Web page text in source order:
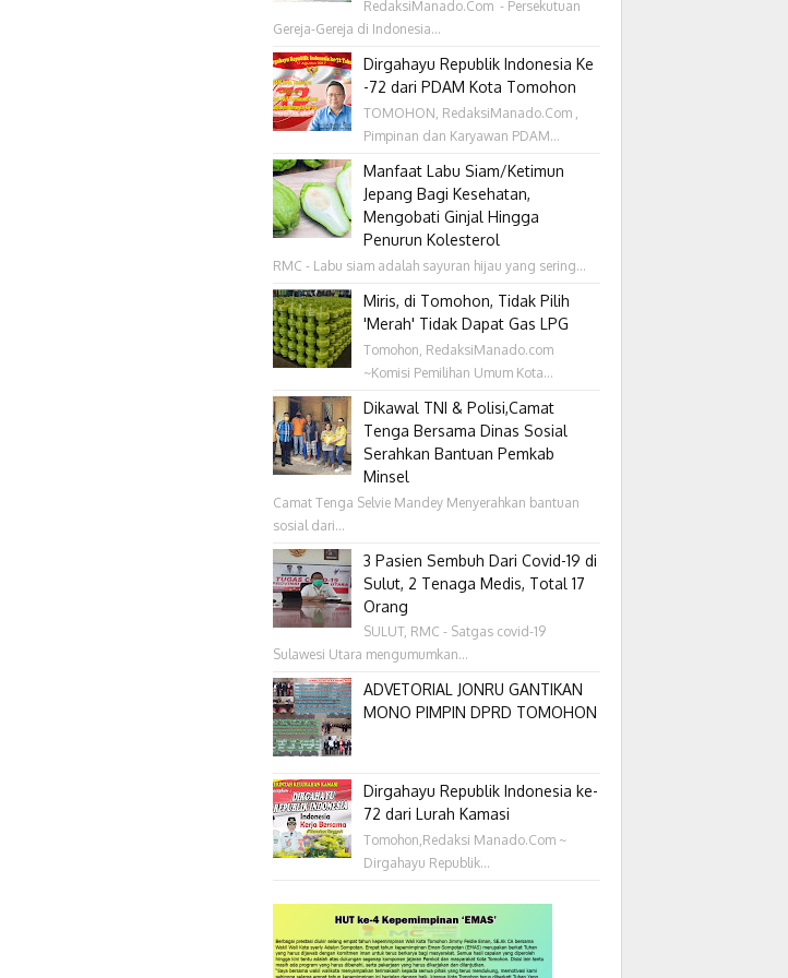
RedaksiManado.Com - Persekutuan
Gereja-Gereja di Indonesia...
Dirgahayu Republik Indonesia Ke
-72 dari PDAM Kota Tomohon
TOMOHON, RedaksiManado.Com ,
Pimpinan dan Karyawan PDAM...
Manfaat Labu Siam/Ketimun
Jepang Bagi Kesehatan,
Mengobati Ginjal Hingga
Penurun Kolesterol
RMC - Labu siam adalah sayuran hijau yang sering...
Miris, di Tomohon, Tidak Pilih
'Merah' Tidak Dapat Gas LPG
Tomohon, RedaksiManado.com
~Komisi Pemilihan Umum Kota...
Dikawal TNI & Polisi,Camat
Tenga Bersama Dinas Sosial
Serahkan Bantuan Pemkab
Minsel
Camat Tenga Selvie Mandey Menyerahkan bantuan
sosial dari...
3 Pasien Sembuh Dari Covid-19 di
Sulut, 2 Tenaga Medis, Total 17
Orang
SULUT, RMC - Satgas covid-19
Sulawesi Utara mengumumkan...
ADVETORIAL JONRU GANTIKAN
MONO PIMPIN DPRD TOMOHON
Dirgahayu Republik Indonesia ke-
72 dari Lurah Kamasi
Tomohon,Redaksi Manado.Com ~
Dirgahayu Republik...